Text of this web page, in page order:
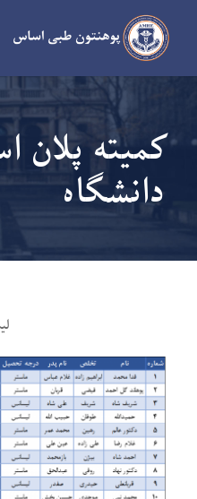
کمیته پلان
دانشگاه